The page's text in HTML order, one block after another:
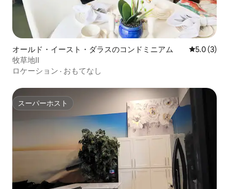
オールド・イースト・ダラスのコンドミニアム レビュー3
5.0 (3)
牧草地II
ロケーション · おもてなし
スーパーホスト
スーパーホスト